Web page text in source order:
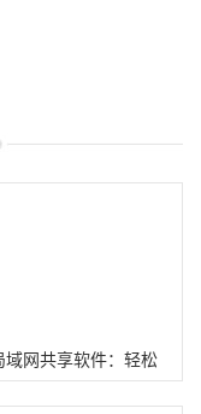
域网共享软件：轻松
脑与手机文件互传！